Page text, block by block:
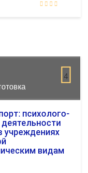
4
психолого-
учреждениях
видам